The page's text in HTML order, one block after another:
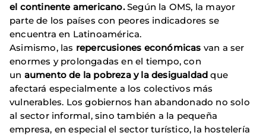
el continente americano.Según la OMS, la mayor
parte de los países con peores indicadores se
encuentra en Latinoamérica.
Asimismo, las repercusiones económicas van a ser
enormes y prolongadas en el tiempo, con
un aumento de la pobreza y la desigualdadque
afectará especialmente a los colectivos más
vulnerables. Los gobiernos han abandonado no solo
al sector informal, sino también a la pequeña
empresa, en especial el sector turístico, la hostelería